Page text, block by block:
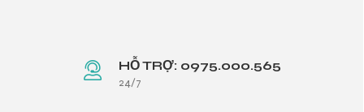
HỖ TRỢ: 0975.000.565
24/7